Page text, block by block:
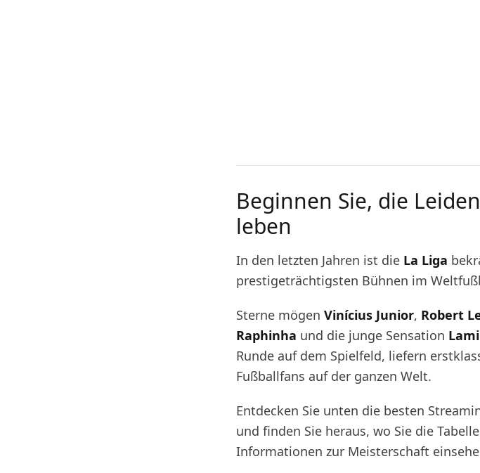
Beginnen Sie, die
leben
In den letzten Jahren ist die La Liga
prestigeträchtigsten Bühnen im
Sterne mögen Vinícius Junior, Robert
Raphinha und die junge Sensation
Runde auf dem Spielfeld, liefern
Fußballfans auf der ganzen Welt.
Entdecken Sie unten die besten
und finden Sie heraus, wo Sie die
Informationen zur Meisterschaft